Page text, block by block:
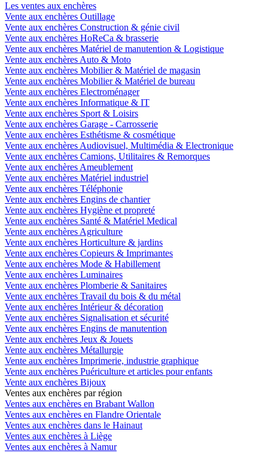
Les ventes aux enchères
Vente aux enchères Outillage
Vente aux enchères Construction & génie civil
Vente aux enchères HoReCa & brasserie
Vente aux enchères Matériel de manutention & Logistique
Vente aux enchères Auto & Moto
Vente aux enchères Mobilier & Matériel de magasin
Vente aux enchères Mobilier & Matériel de bureau
Vente aux enchères Electroménager
Vente aux enchères Informatique & IT
Vente aux enchères Sport & Loisirs
Vente aux enchères Garage - Carrosserie
Vente aux enchères Esthétisme & cosmétique
Vente aux enchères Audiovisuel, Multimédia & Electronique
Vente aux enchères Camions, Utilitaires & Remorques
Vente aux enchères Ameublement
Vente aux enchères Matériel industriel
Vente aux enchères Téléphonie
Vente aux enchères Engins de chantier
Vente aux enchères Hygiène et propreté
Vente aux enchères Santé & Matériel Medical
Vente aux enchères Agriculture
Vente aux enchères Horticulture & jardins
Vente aux enchères Copieurs & Imprimantes
Vente aux enchères Mode & Habillement
Vente aux enchères Luminaires
Vente aux enchères Plomberie & Sanitaires
Vente aux enchères Travail du bois & du métal
Vente aux enchères Intérieur & décoration
Vente aux enchères Signalisation et sécurité
Vente aux enchères Engins de manutention
Vente aux enchères Jeux & Jouets
Vente aux enchères Métallurgie
Vente aux enchères Imprimerie, industrie graphique
Vente aux enchères Puériculture et articles pour enfants
Vente aux enchères Bijoux
Ventes aux enchères par région
Ventes aux enchères en Brabant Wallon
Ventes aux enchères en Flandre Orientale
Ventes aux enchères dans le Hainaut
Ventes aux enchères à Liège
Ventes aux enchères à Namur